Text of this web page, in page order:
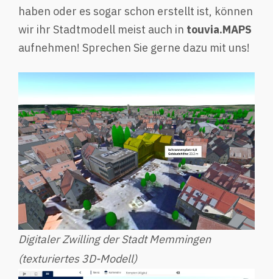
haben oder es sogar schon erstellt ist, können
wir ihr Stadtmodell meist auch in touvia.MAPS
aufnehmen! Sprechen Sie gerne dazu mit uns!
Digitaler Zwilling der Stadt Memmingen
(texturiertes 3D-Modell)